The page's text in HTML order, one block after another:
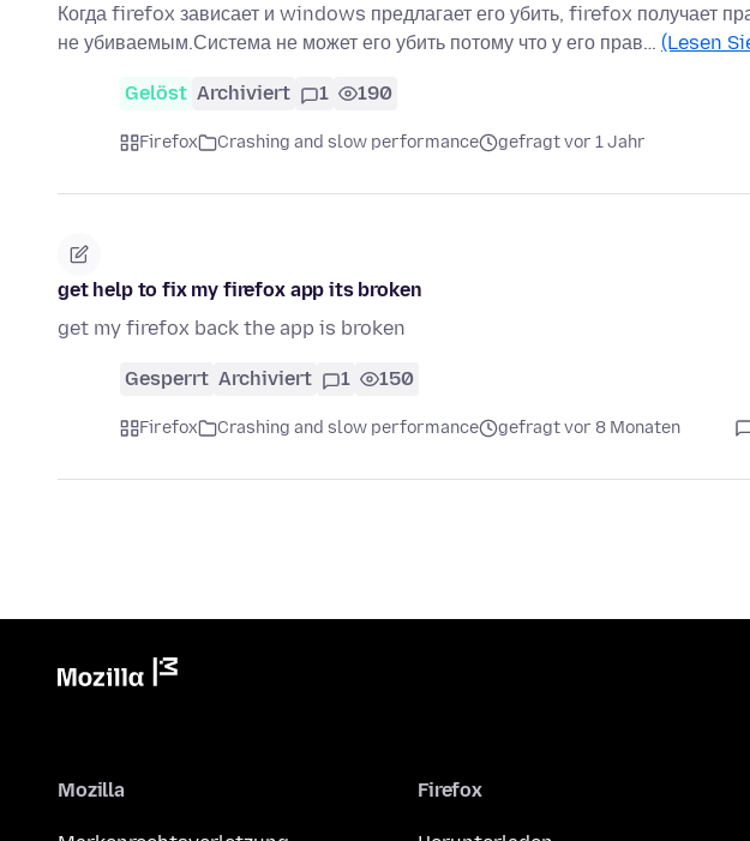
Когда firefox зависает и windows предлагает его убить, firefox получает
не убиваемым.Система не может его убить потому что у его прав… (Lesen
Gelöst Archiviert 1 190
Firefox Crashing and slow performance gefragt vor 1 Jahr
get help to fix my firefox app its broken
get my firefox back the app is broken
Gesperrt Archiviert 1 150
Firefox Crashing and slow performance gefragt vor 8 Monaten
Mozilla Firefox